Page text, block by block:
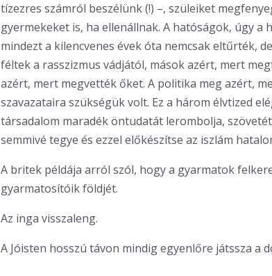
tízezres számról beszélünk (!) –, szüleiket
gyermekeket is, ha ellenállnak. A hatóságok, úgy a
mindezt a kilencvenes évek óta nemcsak eltűrték,
féltek a rasszizmus vádjától, mások azért, mert
azért, mert megvették őket. A politika meg azért,
szavazataira szükségük volt. Ez a három élvtized
társadalom maradék öntudatát lerombolja,
semmivé tegye és ezzel előkészítse az iszlám
A britek példája arról szól, hogy a gyarmatok
gyarmatosítóik földjét.
Az inga visszaleng.
A Jóisten hosszú távon mindig egyenlőre játssza a